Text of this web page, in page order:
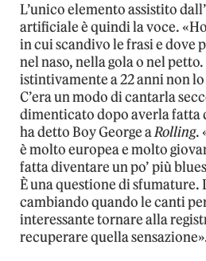
L’unico elemento assistito
artificiale è quindi la voce.
in cui scandivo le frasi e dove
nel naso, nella gola o nel
istintivamente a 22 anni non lo
C’era un modo di cantarla
dimenticato dopo averla fatta
ha detto Boy George aRolling.
è molto europea e molto
fatta diventare un po’ più
È una questione di sfumature.
cambiando quando le canti
interessante tornare alla
recuperare quella